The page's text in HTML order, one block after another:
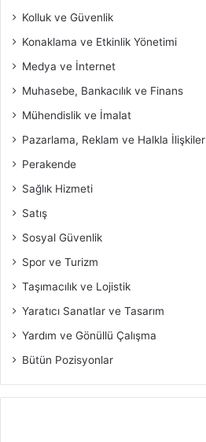
Kolluk ve Güvenlik
Konaklama ve Etkinlik Yönetimi
Medya ve İnternet
Muhasebe, Bankacılık ve Finans
Mühendislik ve İmalat
Pazarlama, Reklam ve Halkla İlişkiler
Perakende
Sağlık Hizmeti
Satış
Sosyal Güvenlik
Spor ve Turizm
Taşımacılık ve Lojistik
Yaratıcı Sanatlar ve Tasarım
Yardım ve Gönüllü Çalışma
Bütün Pozisyonlar